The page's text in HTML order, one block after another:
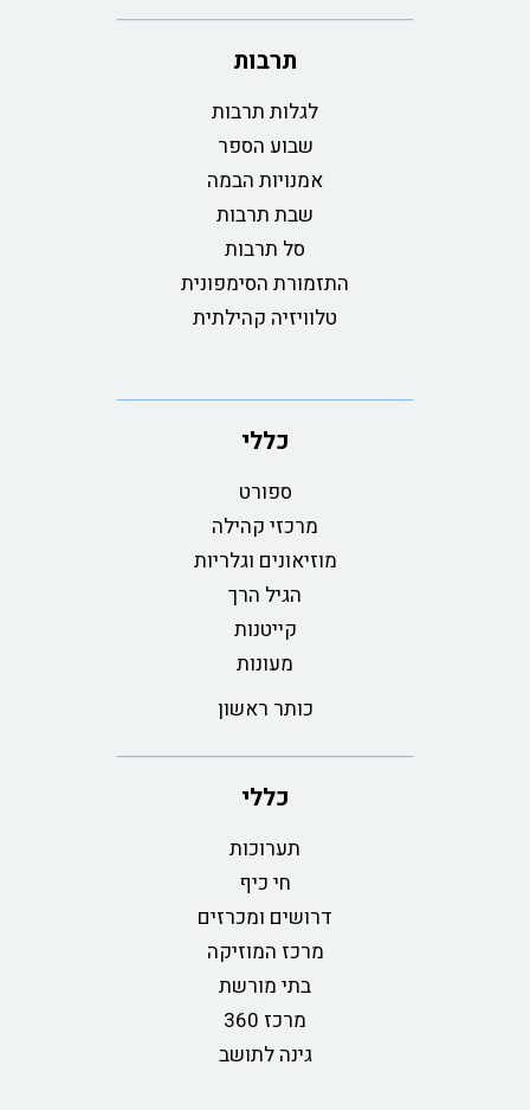
תרבות
לגלות תרבות
שבוע הספר
אמנויות הבמה
שבת תרבות
סל תרבות
התזמורת הסימפונית
טלוויזיה קהילתית
כללי
ספורט
מרכזי קהילה
מוזיאונים וגלריות
הגיל הרך
קייטנות
מעונות
כותר ראשון
כללי
תערוכות
חי כיף
דרושים ומכרזים
מרכז המוזיקה
בתי מורשת
מרכז 360
גינה לתושב